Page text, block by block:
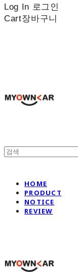
Log In 로그인
Cart장바구니
HOME
PRODUCT
NOTICE
REVIEW